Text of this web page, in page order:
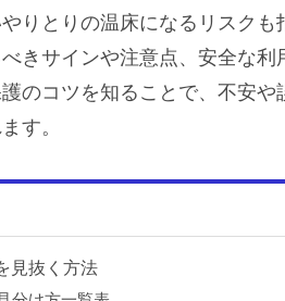
りとりの温床になるリスクも
きサインや注意点、安全な利
のコツを知ることで、不安や
す。
見抜く方法